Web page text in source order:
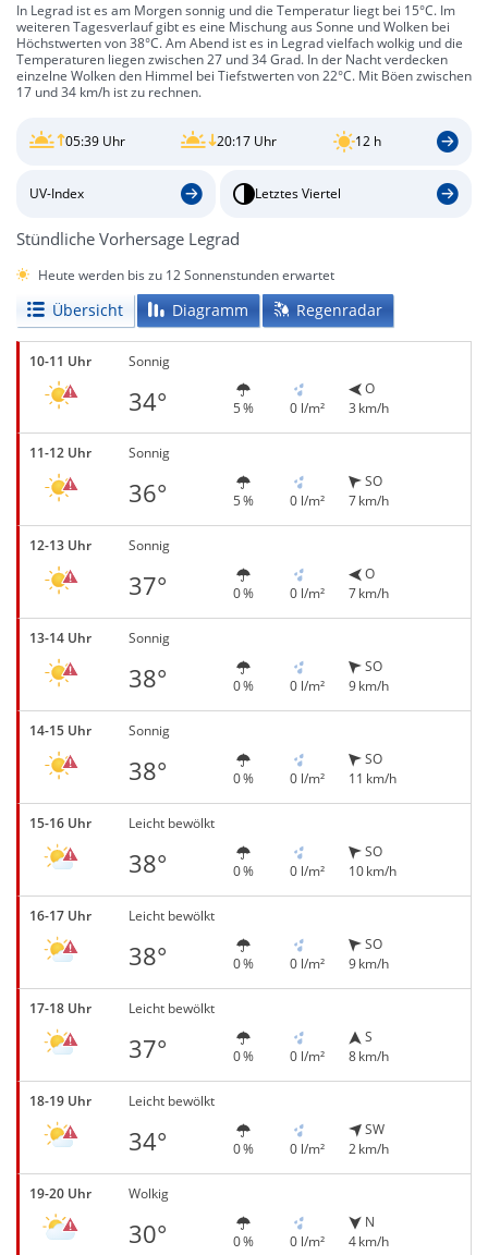
In Legrad ist es am Morgen sonnig und die Temperatur liegt bei 15°C. Im
weiteren Tagesverlauf gibt es eine Mischung aus Sonne und Wolken bei
Höchstwerten von 38°C. Am Abend ist es in Legrad vielfach wolkig und die
Temperaturen liegen zwischen 27 und 34 Grad. In der Nacht verdecken
einzelne Wolken den Himmel bei Tiefstwerten von 22°C. Mit Böen zwischen
17 und 34 km/h ist zu rechnen.
05:39 Uhr 20:17 Uhr 12 h
UV-Index Letztes Viertel
Stündliche Vorhersage Legrad
Heute werden bis zu 12 Sonnenstunden erwartet
Übersicht Diagramm Regenradar
10-11 Uhr Sonnig
34° 5 % 0 l/m²
O
3 km/h
11-12 Uhr Sonnig
36° 5 % 0 l/m²
SO
7 km/h
12-13 Uhr Sonnig
37° 0 % 0 l/m²
O
7 km/h
13-14 Uhr Sonnig
38° 0 % 0 l/m²
SO
9 km/h
14-15 Uhr Sonnig
38° 0 % 0 l/m²
SO
11 km/h
15-16 Uhr Leicht bewölkt
38° 0 % 0 l/m²
SO
10 km/h
16-17 Uhr Leicht bewölkt
38° 0 % 0 l/m²
SO
9 km/h
17-18 Uhr Leicht bewölkt
37° 0 % 0 l/m²
S
8 km/h
18-19 Uhr Leicht bewölkt
34° 0 % 0 l/m²
SW
2 km/h
19-20 Uhr Wolkig
30° 0 % 0 l/m²
N
4 km/h